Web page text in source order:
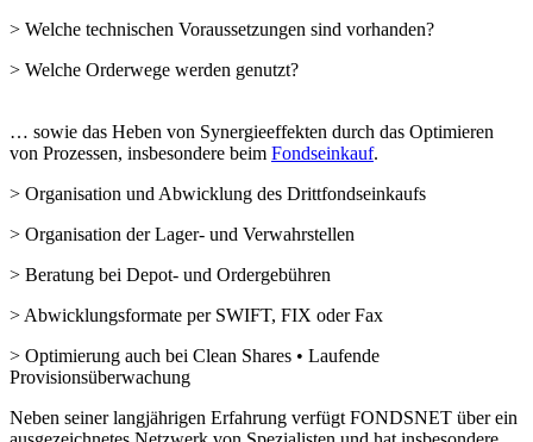
> Welche technischen Voraussetzungen sind vorhanden?
> Welche Orderwege werden genutzt?
… sowie das Heben von Synergieeffekten durch das Optimieren
von Prozessen, insbesondere beim Fondseinkauf.
> Organisation und Abwicklung des Drittfondseinkaufs
> Organisation der Lager- und Verwahrstellen
> Beratung bei Depot- und Ordergebühren
> Abwicklungsformate per SWIFT, FIX oder Fax
> Optimierung auch bei Clean Shares • Laufende
Provisionsüberwachung
Neben seiner langjährigen Erfahrung verfügt FONDSNET über ein